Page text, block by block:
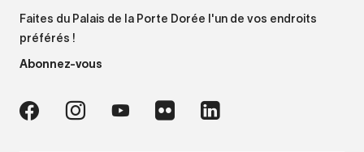
Faites du Palais de la Porte Dorée l'un de vos endroits
préférés !
Abonnez-vous